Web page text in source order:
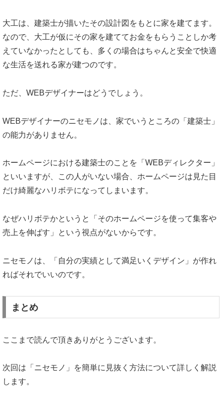
大工は、建築士が描いたその設計図をもとに家を建てます。
なので、大工が仮にその家を建ててお金をもらうことしか考
えていなかったとしても、多くの場合はちゃんと安全で快適
な生活を送れる家が建つのです。
ただ、WEBデザイナーはどうでしょう。
WEBデザイナーのニセモノは、家でいうところの「建築士」
の能力がありません。
ホームページにおける建築士のことを「WEBディレクター」
といいますが、この人がいない場合、ホームページは見た目
だけ綺麗なハリボテになってしまいます。
なぜハリボテかというと「そのホームページを使って集客や
売上を伸ばす」という視点がないからです。
ニセモノは、「自分の実績として満足いくデザイン」が作れ
ればそれでいいのです。
まとめ
ここまで読んで頂きありがとうございます。
次回は「ニセモノ」を簡単に見抜く方法について詳しく解説
します。